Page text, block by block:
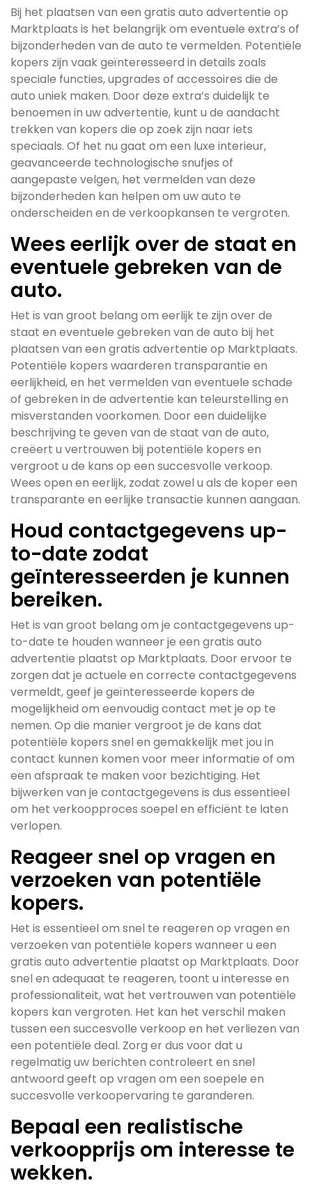
Bij het plaatsen van een gratis auto advertentie op
Marktplaats is het belangrijk om eventuele extra’s of
bijzonderheden van de auto te vermelden. Potentiële
kopers zijn vaak geïnteresseerd in details zoals
speciale functies, upgrades of accessoires die de
auto uniek maken. Door deze extra’s duidelijk te
benoemen in uw advertentie, kunt u de aandacht
trekken van kopers die op zoek zijn naar iets
speciaals. Of het nu gaat om een luxe interieur,
geavanceerde technologische snufjes of
aangepaste velgen, het vermelden van deze
bijzonderheden kan helpen om uw auto te
onderscheiden en de verkoopkansen te vergroten.
Wees eerlijk over de staat en
eventuele gebreken van de
auto.
Het is van groot belang om eerlijk te zijn over de
staat en eventuele gebreken van de auto bij het
plaatsen van een gratis advertentie op Marktplaats.
Potentiële kopers waarderen transparantie en
eerlijkheid, en het vermelden van eventuele schade
of gebreken in de advertentie kan teleurstelling en
misverstanden voorkomen. Door een duidelijke
beschrijving te geven van de staat van de auto,
creëert u vertrouwen bij potentiële kopers en
vergroot u de kans op een succesvolle verkoop.
Wees open en eerlijk, zodat zowel u als de koper een
transparante en eerlijke transactie kunnen aangaan.
Houd contactgegevens up-
to-date zodat
geïnteresseerden je kunnen
bereiken.
Het is van groot belang om je contactgegevens up-
to-date te houden wanneer je een gratis auto
advertentie plaatst op Marktplaats. Door ervoor te
zorgen dat je actuele en correcte contactgegevens
vermeldt, geef je geïnteresseerde kopers de
mogelijkheid om eenvoudig contact met je op te
nemen. Op die manier vergroot je de kans dat
potentiële kopers snel en gemakkelijk met jou in
contact kunnen komen voor meer informatie of om
een afspraak te maken voor bezichtiging. Het
bijwerken van je contactgegevens is dus essentieel
om het verkoopproces soepel en efficiënt te laten
verlopen.
Reageer snel op vragen en
verzoeken van potentiële
kopers.
Het is essentieel om snel te reageren op vragen en
verzoeken van potentiële kopers wanneer u een
gratis auto advertentie plaatst op Marktplaats. Door
snel en adequaat te reageren, toont u interesse en
professionaliteit, wat het vertrouwen van potentiële
kopers kan vergroten. Het kan het verschil maken
tussen een succesvolle verkoop en het verliezen van
een potentiële deal. Zorg er dus voor dat u
regelmatig uw berichten controleert en snel
antwoord geeft op vragen om een soepele en
succesvolle verkoopervaring te garanderen.
Bepaal een realistische
verkoopprijs om interesse te
wekken.